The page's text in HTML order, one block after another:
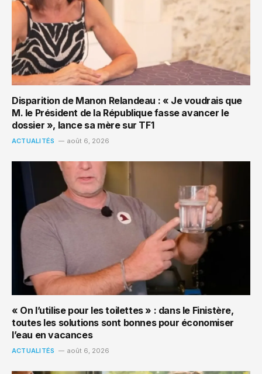
Disparition de Manon Relandeau : « Je voudrais que
M. le Président de la République fasse avancer le
dossier », lance sa mère sur TF1
ACTUALITÉS août 6, 2026
« On l’utilise pour les toilettes » : dans le Finistère,
toutes les solutions sont bonnes pour économiser
l’eau en vacances
ACTUALITÉS août 6, 2026